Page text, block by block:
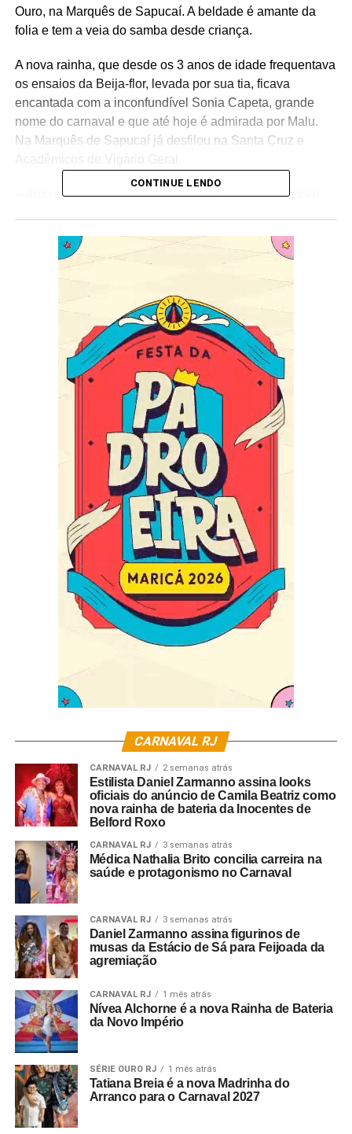
Ouro, na Marquês de Sapucaí. A beldade é amante da
folia e tem a veia do samba desde criança.
A nova rainha, que desde os 3 anos de idade frequentava
os ensaios da Beija-flor, levada por sua tia, ficava
encantada com a inconfundível Sonia Capeta, grande
nome do carnaval e que até hoje é admirada por Malu.
Na Marquês de Sapucaí já desfilou na Santa Cruz e
Amo o carnaval e o Sambódromo. Eu poderia passar
Sossego. Quero somar e estar juntos com todos em
busca deste campeonato. Desde já agradeço a recepção
do Rei Juarez e do Mestre Laion.
Vamos com tudo –
Revelou Malu.
O Acadêmicos do Sossego tem como enredo “Visões
Xamânicas”, desenvolvido pelo carnavalesco André
Rodrigues. A agremiação de Niterói será a 7ª escola a
desfilar na Marquês de Sapucaí, na sexta-feira de
carnaval, pela Série Ouro.
Crédito das Fotos: Higor Almeida
CONTINUE LENDO
CARNAVAL RJ
CARNAVAL RJ 2 semanas atrás
Estilista Daniel Zarmanno assina looks
oficiais do anúncio de Camila Beatriz como
nova rainha de bateria da Inocentes de
Belford Roxo
CARNAVAL RJ 3 semanas atrás
Médica Nathalia Brito concilia carreira na
saúde e protagonismo no Carnaval
CARNAVAL RJ 3 semanas atrás
Daniel Zarmanno assina figurinos de
musas da Estácio de Sá para Feijoada da
agremiação
CARNAVAL RJ 1 mês atrás
Nívea Alchorne é a nova Rainha de Bateria
da Novo Império
SÉRIE OURO RJ 1 mês atrás
Tatiana Breia é a nova Madrinha do
Arranco para o Carnaval 2027